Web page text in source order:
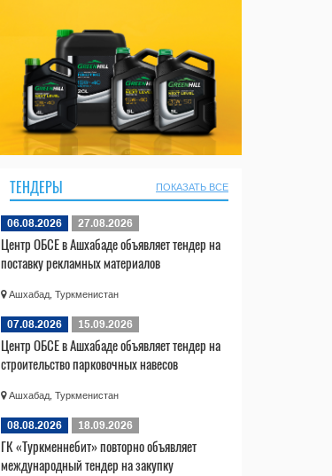
ТЕНДЕРЫ ПОКАЗАТЬ ВСЕ
06.08.2026 27.08.2026
Центр ОБСЕ в Ашхабаде объявляет тендер на
поставку рекламных материалов
Ашхабад, Туркменистан
07.08.2026 15.09.2026
Центр ОБСЕ в Ашхабаде объявляет тендер на
строительство парковочных навесов
Ашхабад, Туркменистан
08.08.2026 18.09.2026
ГК «Туркменнебит» повторно объявляет
международный тендер на закупку